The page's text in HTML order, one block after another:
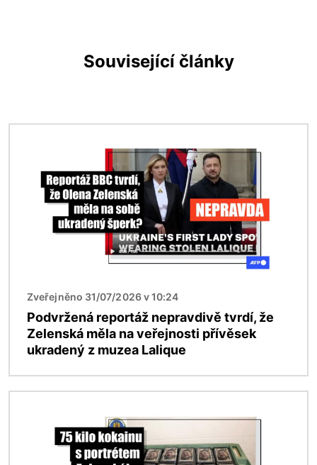
Související články
Zveřejněno 31/07/2026 v 10:24
Podvržená reportáž nepravdivě tvrdí, že
Zelenská měla na veřejnosti přívěsek
ukradený z muzea Lalique